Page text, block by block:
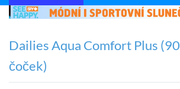
Dailies Aqua Comfort Plus (90
čoček)